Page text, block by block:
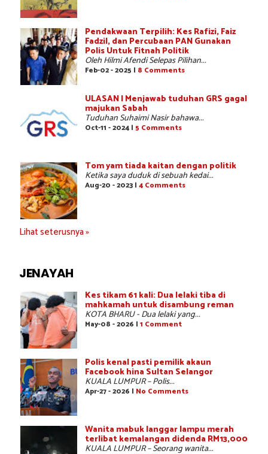
Pendakwaan Terpilih: Kes Rafizi, Faiz
Fadzil, dan Percubaan PAN Gunakan
Polis Untuk Fitnah Politik
Oleh Hilmi Afendi Selepas Pilihan...
Feb-02 - 2025 | 8 Comments
ULASAN | Menjawab tuduhan GRS gagal
majukan Sabah
Tuduhan Suhaimi Nasir bahawa...
Oct-11 - 2024 | 5 Comments
Tom yam tiada kaitan dengan politik
Ketika saya duduk di sebuah kedai...
Aug-20 - 2023 | 4 Comments
Lihat seterusnya »
JENAYAH
Kes tikam 61 kali: Dua lelaki tiba di
mahkamah untuk disambung reman
KOTA BHARU - Dua lelaki yang...
May-08 - 2026 | 1 Comment
Polis kenal pasti pemilik akaun
Facebook hina Sultan Selangor
KUALA LUMPUR – Polis...
Apr-27 - 2026 | No Comments
Wanita mabuk langgar lampu merah
terlibat kemalangan didenda RM13,000
KUALA LUMPUR – Seorang wanita...